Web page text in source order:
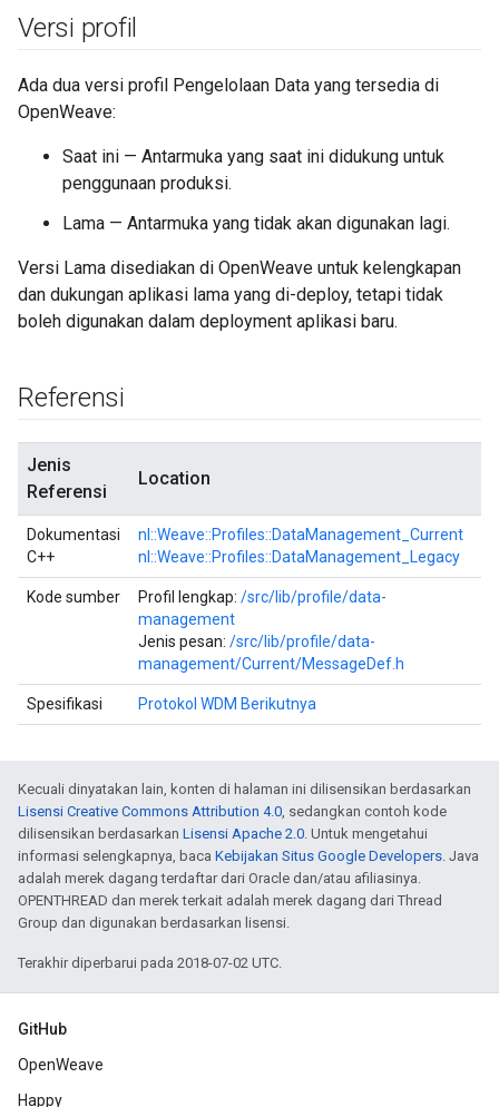
Versi profil
Ada dua versi profil Pengelolaan Data yang tersedia di
OpenWeave:
Saat ini — Antarmuka yang saat ini didukung untuk
penggunaan produksi.
Lama — Antarmuka yang tidak akan digunakan lagi.
Versi Lama disediakan di OpenWeave untuk kelengkapan
dan dukungan aplikasi lama yang di-deploy, tetapi tidak
boleh digunakan dalam deployment aplikasi baru.
Referensi
Jenis
Referensi
Location
Dokumentasi
C++
nl::Weave::Profiles::DataManagement_Current
nl::Weave::Profiles::DataManagement_Legacy
Kode sumber Profil lengkap: /src/lib/profile/data-
management
Jenis pesan: /src/lib/profile/data-
management/Current/MessageDef.h
Spesifikasi Protokol WDM Berikutnya
Kecuali dinyatakan lain, konten di halaman ini dilisensikan berdasarkan
Lisensi Creative Commons Attribution 4.0, sedangkan contoh kode
dilisensikan berdasarkan Lisensi Apache 2.0. Untuk mengetahui
informasi selengkapnya, baca Kebijakan Situs Google Developers. Java
adalah merek dagang terdaftar dari Oracle dan/atau afiliasinya.
OPENTHREAD dan merek terkait adalah merek dagang dari Thread
Group dan digunakan berdasarkan lisensi.
Terakhir diperbarui pada 2018-07-02 UTC.
GitHub
OpenWeave
Happy